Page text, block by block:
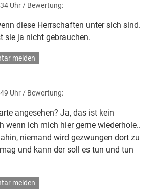
Uhr / Bewertung:
diese Herrschaften unter sich sind.
sie ja nicht gebrauchen.
melden
Uhr / Bewertung:
angesehen? Ja, das ist kein
wenn ich mich hier gerne wiederhole..
niemand wird gezwungen dort zu
und kann der soll es tun und tun
melden